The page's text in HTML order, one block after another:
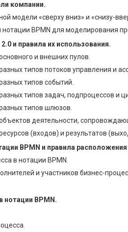
компании.
модели «сверху вниз» и «снизу-
BPMN для моделирования
и правила их использования.
и внешних пулов.
типов потоков управления и
типов событий.
типов задач, подпроцессов и
типов шлюзов.
деятельности,
(входов) и результатов
BPMN и правила
в нотации BPMN.
и участников бизнес-
нотации BPMN.